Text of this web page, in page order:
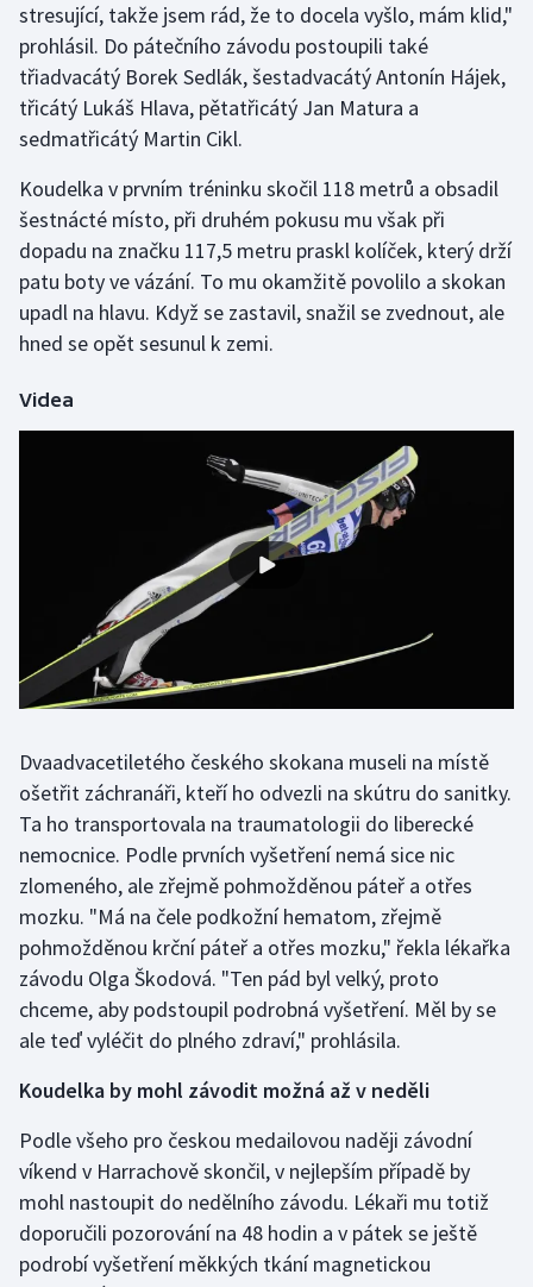
Lezení
Lyže a snowboard
Moderní pětiboj
Motorsport
Olympijské hry
Parasport
Plážový volejbal
Rychlostní kanoistika
Short track
Sportovní střelba
Stolní tenis
Triatlon
Veslování
Vodní slalom
Ostatní
stresující, takže jsem rád, že to docela vyšlo, mám klid,"
prohlásil. Do pátečního závodu postoupili také
třiadvacátý Borek Sedlák, šestadvacátý Antonín Hájek,
třicátý Lukáš Hlava, pětatřicátý Jan Matura a
sedmatřicátý Martin Cikl.
Koudelka v prvním tréninku skočil 118 metrů a obsadil
šestnácté místo, při druhém pokusu mu však při
dopadu na značku 117,5 metru praskl kolíček, který drží
patu boty ve vázání. To mu okamžitě povolilo a skokan
upadl na hlavu. Když se zastavil, snažil se zvednout, ale
hned se opět sesunul k zemi.
Videa
Dvaadvacetiletého českého skokana museli na místě
ošetřit záchranáři, kteří ho odvezli na skútru do sanitky.
Ta ho transportovala na traumatologii do liberecké
nemocnice. Podle prvních vyšetření nemá sice nic
zlomeného, ale zřejmě pohmožděnou páteř a otřes
mozku. "Má na čele podkožní hematom, zřejmě
pohmožděnou krční páteř a otřes mozku," řekla lékařka
závodu Olga Škodová. "Ten pád byl velký, proto
chceme, aby podstoupil podrobná vyšetření. Měl by se
ale teď vyléčit do plného zdraví," prohlásila.
Koudelka by mohl závodit možná až v neděli
Podle všeho pro českou medailovou naději závodní
víkend v Harrachově skončil, v nejlepším případě by
mohl nastoupit do nedělního závodu. Lékaři mu totiž
doporučili pozorování na 48 hodin a v pátek se ještě
podrobí vyšetření měkkých tkání magnetickou